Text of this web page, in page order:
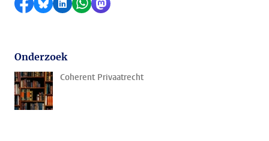
Delen op Facebook
Delen via Bluesky
Delen op LinkedIn
Delen via WhatsApp
Delen via Mastodon
Onderzoek
Coherent Privaatrecht